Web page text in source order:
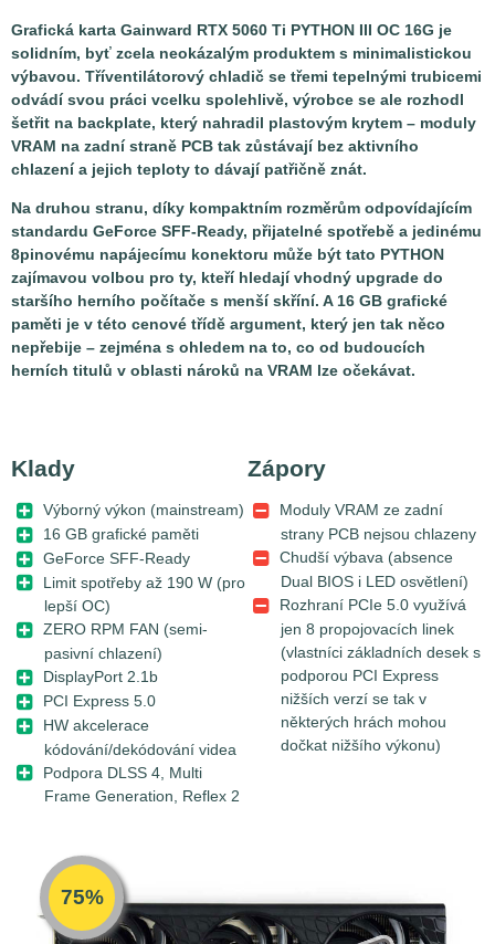
Grafická karta Gainward RTX 5060 Ti PYTHON III OC 16G je
solidním, byť zcela neokázalým produktem s minimalistickou
výbavou. Tříventilátorový chladič se třemi tepelnými trubicemi
odvádí svou práci vcelku spolehlivě, výrobce se ale rozhodl
šetřit na backplate, který nahradil plastovým krytem – moduly
VRAM na zadní straně PCB tak zůstávají bez aktivního
chlazení a jejich teploty to dávají patřičně znát.
Na druhou stranu, díky kompaktním rozměrům odpovídajícím
standardu GeForce SFF-Ready, přijatelné spotřebě a jedinému
8pinovému napájecímu konektoru může být tato PYTHON
zajímavou volbou pro ty, kteří hledají vhodný upgrade do
staršího herního počítače s menší skříní. A 16 GB grafické
paměti je v této cenové třídě argument, který jen tak něco
nepřebije – zejména s ohledem na to, co od budoucích
herních titulů v oblasti nároků na VRAM lze očekávat.
Klady
Výborný výkon (mainstream)
16 GB grafické paměti
GeForce SFF-Ready
Limit spotřeby až 190 W (pro
lepší OC)
ZERO RPM FAN (semi-
pasivní chlazení)
DisplayPort 2.1b
PCI Express 5.0
HW akcelerace
kódování/dekódování videa
Podpora DLSS 4, Multi
Frame Generation, Reflex 2
Zápory
Moduly VRAM ze zadní
strany PCB nejsou chlazeny
Chudší výbava (absence
Dual BIOS i LED osvětlení)
Rozhraní PCIe 5.0 využívá
jen 8 propojovacích linek
(vlastníci základních desek s
podporou PCI Express
nižších verzí se tak v
některých hrách mohou
dočkat nižšího výkonu)
75%